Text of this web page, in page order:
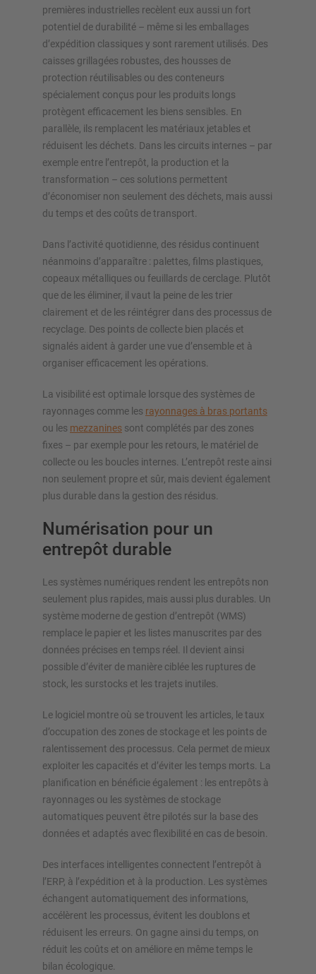
premières industrielles recèlent eux aussi un fort
potentiel de durabilité – même si les emballages
d’expédition classiques y sont rarement utilisés. Des
caisses grillagées robustes, des housses de
protection réutilisables ou des conteneurs
spécialement conçus pour les produits longs
protègent efficacement les biens sensibles. En
parallèle, ils remplacent les matériaux jetables et
réduisent les déchets. Dans les circuits internes – par
exemple entre l’entrepôt, la production et la
transformation – ces solutions permettent
d’économiser non seulement des déchets, mais aussi
du temps et des coûts de transport.
Dans l’activité quotidienne, des résidus continuent
néanmoins d’apparaître : palettes, films plastiques,
copeaux métalliques ou feuillards de cerclage. Plutôt
que de les éliminer, il vaut la peine de les trier
clairement et de les réintégrer dans des processus de
recyclage. Des points de collecte bien placés et
signalés aident à garder une vue d’ensemble et à
organiser efficacement les opérations.
La visibilité est optimale lorsque des systèmes de
rayonnages comme les rayonnages à bras portants
ou les mezzanines sont complétés par des zones
fixes – par exemple pour les retours, le matériel de
collecte ou les boucles internes. L’entrepôt reste ainsi
non seulement propre et sûr, mais devient également
plus durable dans la gestion des résidus.
Numérisation pour un
entrepôt durable
Les systèmes numériques rendent les entrepôts non
seulement plus rapides, mais aussi plus durables. Un
système moderne de gestion d’entrepôt (WMS)
remplace le papier et les listes manuscrites par des
données précises en temps réel. Il devient ainsi
possible d’éviter de manière ciblée les ruptures de
stock, les surstocks et les trajets inutiles.
Le logiciel montre où se trouvent les articles, le taux
d’occupation des zones de stockage et les points de
ralentissement des processus. Cela permet de mieux
exploiter les capacités et d’éviter les temps morts. La
planification en bénéficie également : les entrepôts à
rayonnages ou les systèmes de stockage
automatiques peuvent être pilotés sur la base des
données et adaptés avec flexibilité en cas de besoin.
Des interfaces intelligentes connectent l’entrepôt à
l’ERP, à l’expédition et à la production. Les systèmes
échangent automatiquement des informations,
accélèrent les processus, évitent les doublons et
réduisent les erreurs. On gagne ainsi du temps, on
réduit les coûts et on améliore en même temps le
bilan écologique.